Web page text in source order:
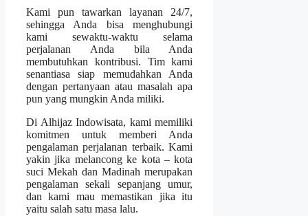
Kami pun tawarkan layanan 24/7,
sehingga Anda bisa menghubungi
kami sewaktu-waktu selama
perjalanan Anda bila Anda
membutuhkan kontribusi. Tim kami
senantiasa siap memudahkan Anda
dengan pertanyaan atau masalah apa
pun yang mungkin Anda miliki.
Di Alhijaz Indowisata, kami memiliki
komitmen untuk memberi Anda
pengalaman perjalanan terbaik. Kami
yakin jika melancong ke kota – kota
suci Mekah dan Madinah merupakan
pengalaman sekali sepanjang umur,
dan kami mau memastikan jika itu
yaitu salah satu masa lalu.